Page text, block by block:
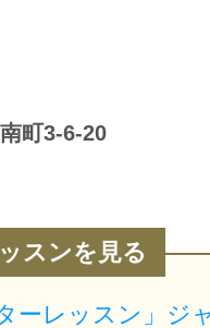
サイトマッ
町3-6-20
スンを見る